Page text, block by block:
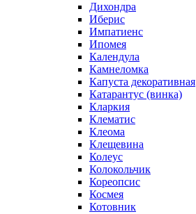
Дихондра
Иберис
Импатиенс
Ипомея
Календула
Камнеломка
Капуста декоративная
Катарантус (винка)
Кларкия
Клематис
Клеома
Клещевина
Колеус
Колокольчик
Кореопсис
Космея
Котовник